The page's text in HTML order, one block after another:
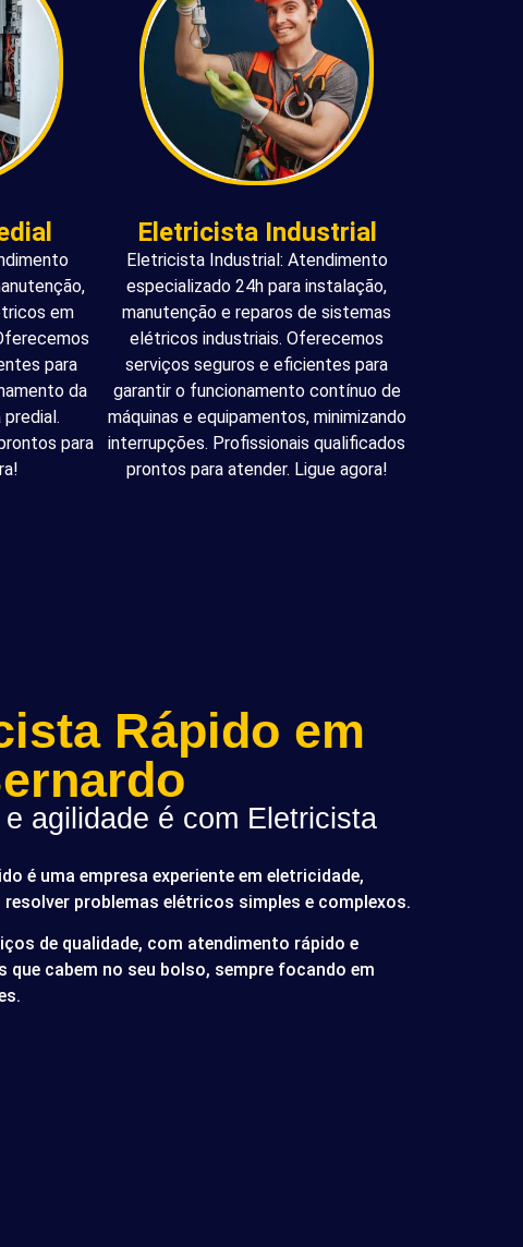
em
para
da
para
Eletricista Industrial
Eletricista Industrial: Atendimento
especializado 24h para instalação,
manutenção e reparos de sistemas
elétricos industriais. Oferecemos
serviços seguros e eficientes para
garantir o funcionamento contínuo de
máquinas e equipamentos, minimizando
interrupções. Profissionais qualificados
prontos para atender. Ligue agora!
Rápido em
agilidade é com Eletricista
é uma empresa experiente em eletricidade,
resolver problemas elétricos simples e complexos.
de qualidade, com atendimento rápido e
que cabem no seu bolso, sempre focando em